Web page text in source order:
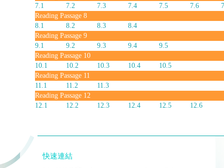
7.1
7.2 7.3 7.4 7.5 7.6
Reading Passage 8
8.1
8.2 8.3
8.4
Reading Passage 9
9.1
9.2 9.3 9.4
9.5
Reading Passage 10
10.1
10.2 10.3 10.4
10.5
Reading Passage 11
11.1
11.2
11.3
Reading Passage 12
12.1
12.2 12.3 12.4 12.5 12.6
快速連結
FJCUBEC